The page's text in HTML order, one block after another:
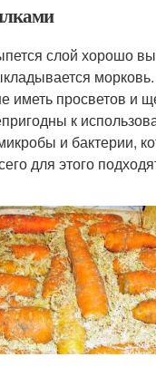
слой хорошо
иметь просветов и
к
и бактерии,
для этого